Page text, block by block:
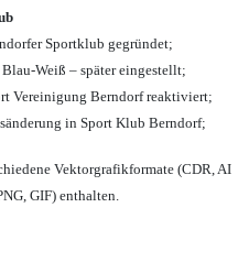
Sportklub gegründet;
Weiß – später eingestellt;
Vereinigung Berndorf reaktiviert;
in Sport Klub Berndorf;
Vektorgrafikformate (CDR, AI
GIF) enthalten.